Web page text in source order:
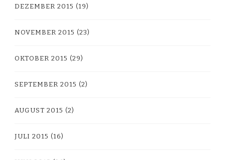
DEZEMBER 2015 (19)
NOVEMBER 2015 (23)
OKTOBER 2015 (29)
SEPTEMBER 2015 (2)
AUGUST 2015 (2)
JULI 2015 (16)